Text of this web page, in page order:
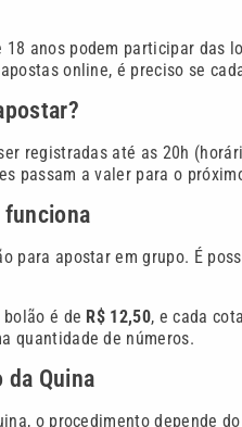
18 anos podem participar das
online, é preciso se
registradas até as 20h
passam a valer para o
funciona
para apostar em grupo. É
é de R$ 12,50, e cada
quantidade de números.
da Quina
o procedimento depende